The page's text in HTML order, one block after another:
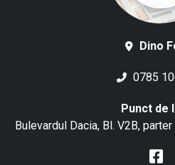
Dino
0785
Punct de
Bulevardul Dacia, Bl. V2B,